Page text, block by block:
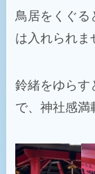
鳥居をくぐる
は入れられま
鈴緒をゆらす
で、神社感満